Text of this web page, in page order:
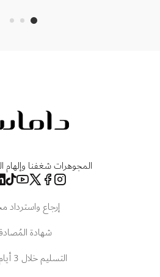
المجوهرات شغفنا وإلهام
إرجاع واسترداد
شهادة
التسليم خلال 3 أيام عمل